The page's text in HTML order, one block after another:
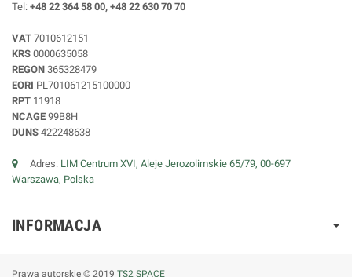
Tel: +48 22 364 58 00, +48 22 630 70 70
VAT 7010612151
KRS 0000635058
REGON 365328479
EORI PL701061215100000
RPT 11918
NCAGE 99B8H
DUNS 422248638
Adres: LIM Centrum XVI, Aleje Jerozolimskie 65/79, 00-697
Warszawa, Polska
INFORMACJA
Prawa autorskie © 2019 TS2 SPACE